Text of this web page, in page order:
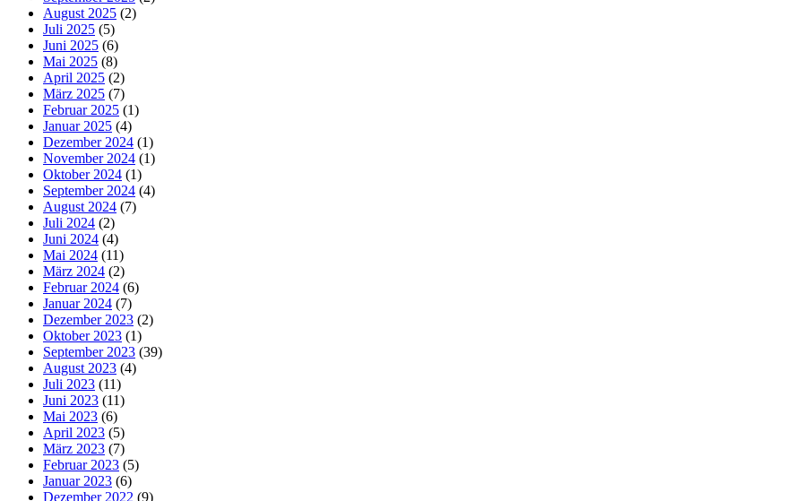
August 2025 (2)
Juli 2025 (5)
Juni 2025 (6)
Mai 2025 (8)
April 2025 (2)
März 2025 (7)
Februar 2025 (1)
Januar 2025 (4)
Dezember 2024 (1)
November 2024 (1)
Oktober 2024 (1)
September 2024 (4)
August 2024 (7)
Juli 2024 (2)
Juni 2024 (4)
Mai 2024 (11)
März 2024 (2)
Februar 2024 (6)
Januar 2024 (7)
Dezember 2023 (2)
Oktober 2023 (1)
September 2023 (39)
August 2023 (4)
Juli 2023 (11)
Juni 2023 (11)
Mai 2023 (6)
April 2023 (5)
März 2023 (7)
Februar 2023 (5)
Januar 2023 (6)
Dezember 2022 (9)